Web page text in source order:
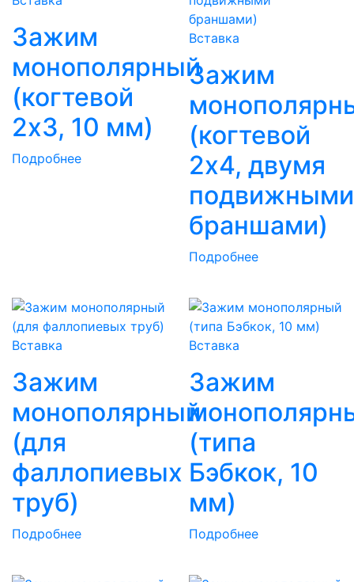
Зажим
монополярный
(когтевой
2х3, 10 мм)
Подробнее
Вставка
Зажим
(когтевой
2х4, двумя
подвижными
браншами)
Подробнее
Вставка
Зажим
монополярный
(для
фаллопиевых
труб)
Подробнее
Вставка
Зажим
(типа
Бэбкок, 10
мм)
Подробнее